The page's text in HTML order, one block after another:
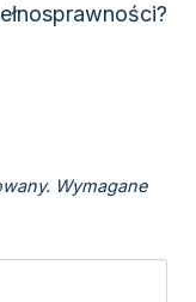
Wymagane